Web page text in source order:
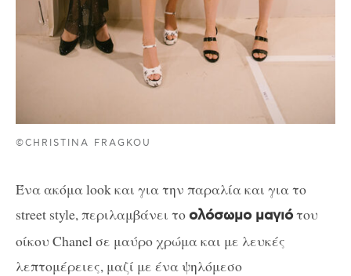
©CHRISTINA FRAGKOU
Ένα ακόμα look και για την παραλία και για το
street style, περιλαμβάνει τοολόσωμο μαγιότου
οίκου Chanel σε μαύρο χρώμα και με λευκές
λεπτομέρειες, μαζί με ένα ψηλόμεσο